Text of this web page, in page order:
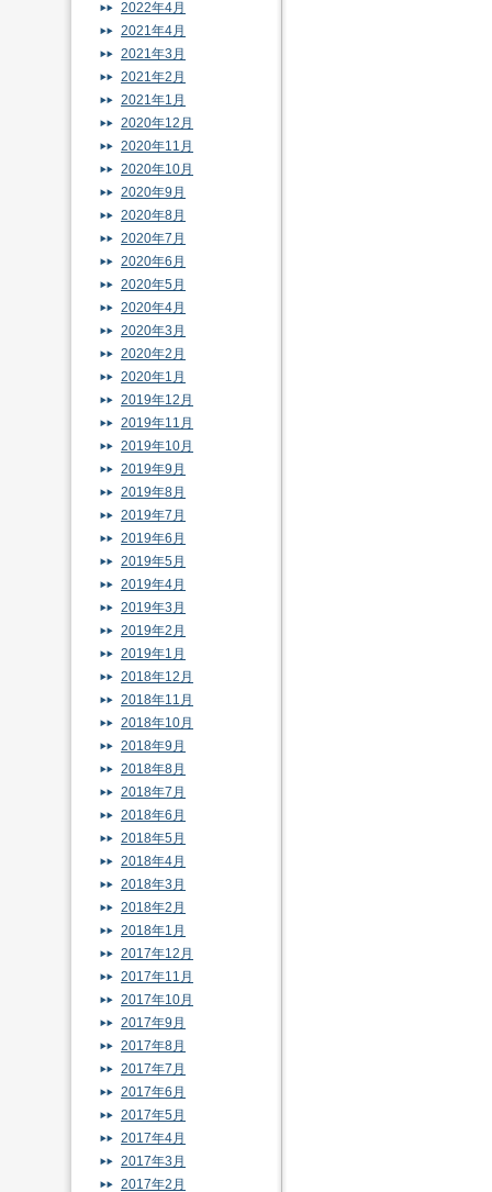
2022年4月
2021年4月
2021年3月
2021年2月
2021年1月
2020年12月
2020年11月
2020年10月
2020年9月
2020年8月
2020年7月
2020年6月
2020年5月
2020年4月
2020年3月
2020年2月
2020年1月
2019年12月
2019年11月
2019年10月
2019年9月
2019年8月
2019年7月
2019年6月
2019年5月
2019年4月
2019年3月
2019年2月
2019年1月
2018年12月
2018年11月
2018年10月
2018年9月
2018年8月
2018年7月
2018年6月
2018年5月
2018年4月
2018年3月
2018年2月
2018年1月
2017年12月
2017年11月
2017年10月
2017年9月
2017年8月
2017年7月
2017年6月
2017年5月
2017年4月
2017年3月
2017年2月